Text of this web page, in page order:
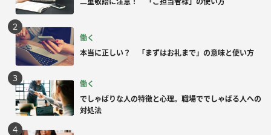
働く
本当に正しい？ 「まずはお礼まで」の意味と使い方
働く
でしゃばりな人の特徴と心理。職場ででしゃばる人への
対処法